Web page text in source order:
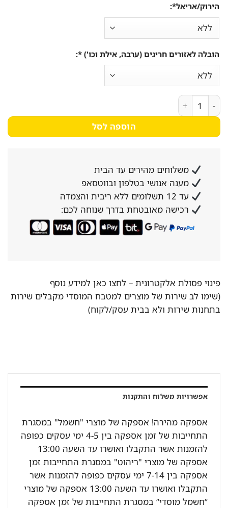
הירוק/אריאל*:
הובלה לאזורים חריגים (ערבה, אילת וכו') *:
כמות של מקפיא/מקרר שוכב תעשייתי +זכוכיות הזזה Sachs DL-410G זק"ש
הוספה לסל
משלוחים מהירים עד הבית
מענה אנושי בטלפון ובווטסאפ
עד 12 תשלומים ללא ריבית והצמדה
רכישה מאובטחת בדרך שנוחה לכם:
פינוי פסולת אלקטרונית – לחצו כאן למידע נוסף
(שימו לב שירות של מוצרים למטבח המוסדי מקבלים שירות
בתחנות שירות ולא בבית עסק/לקוח)
אפשרויות משלוח והתקנות
אספקה מהירה! אספקה של מוצרי "חשמל" במסגרת
התחייבות של זמן אספקה בין 4-5 ימי עסקים כפופה
להזמנות אשר התקבלו ואושרו עד השעה 13:00
אספקה של מוצרי "ריהוט" במסגרת התחייבות זמן
אספקה בין 7-14 ימי עסקים כפופה להזמנות אשר
התקבלו ואושרו עד השעה 13:00 אספקה של מוצרי
“חשמל מוסדי” במסגרת התחייבות של זמן אספקה